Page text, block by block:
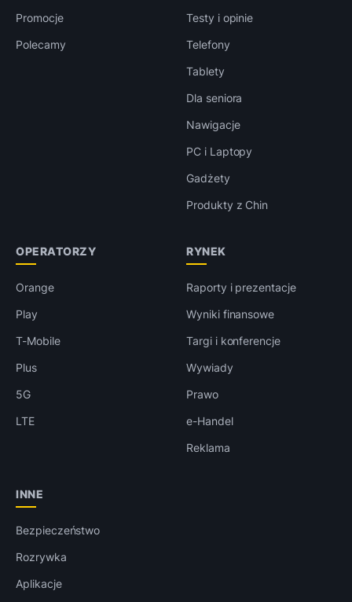
Promocje
Polecamy
Testy i opinie
Telefony
Tablety
Dla seniora
Nawigacje
PC i Laptopy
Gadżety
Produkty z Chin
OPERATORZY
Orange
Play
T-Mobile
Plus
5G
LTE
RYNEK
Raporty i prezentacje
Wyniki finansowe
Targi i konferencje
Wywiady
Prawo
e-Handel
Reklama
INNE
Bezpieczeństwo
Rozrywka
Aplikacje